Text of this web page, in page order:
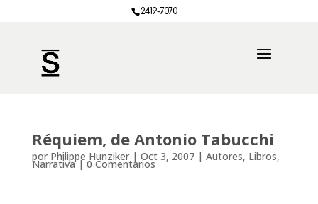
2419-7070
Réquiem, de Antonio Tabucchi
por Philippe Hunziker| Oct 3, 2007| Autores, Libros,
Narrativa|0 Comentarios